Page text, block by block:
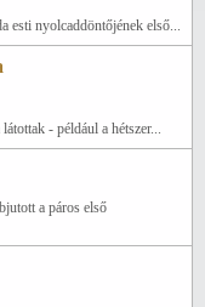
esti nyolcaddöntőjének első...
- például a hétszer...
a páros első